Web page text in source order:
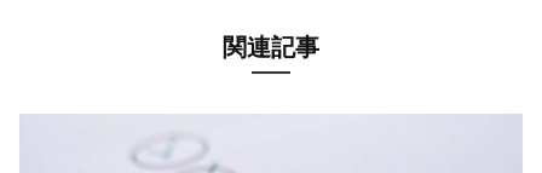
関連記事